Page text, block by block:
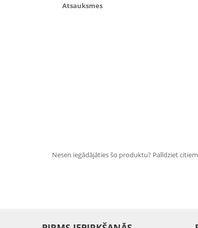
Atsauksmes
Nesen iegādājāties šo produktu? Palīdziet